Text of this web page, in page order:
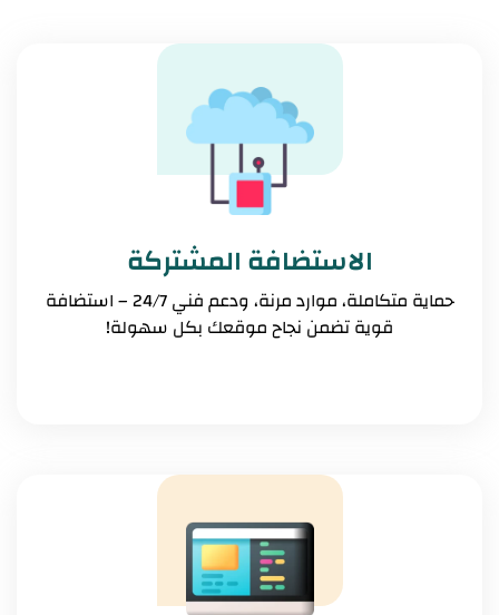
الاستضافة المشتركة
حماية متكاملة، موارد مرنة، ودعم فني 24/7 – استضافة
قوية تضمن نجاح موقعك بكل سهولة!